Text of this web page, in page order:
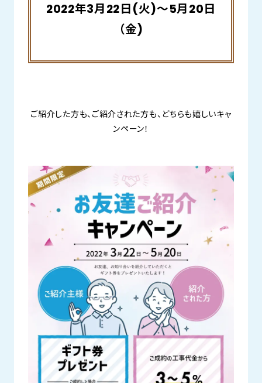
2022年3月22日(火)～5月20日
（金)
ご紹介した方も、ご紹介された方も、どちらも嬉しいキャ
ンペーン！